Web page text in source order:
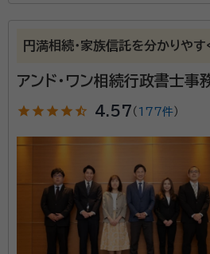
経歴：
相続業務歴15年
深野 友和（ふかの ともかず）
事務所口コミ（抜粋）：
account_circle 満足度 5.0
ご利用時期：
面談の感想
共働きのため、日曜日に自宅まで来ていた
かりやすく、費用も明確だったのでそのま
円満相続・家族信託を分かりやす
アンド・ワン相続行政書士事
star star star star star_half 4.57 （ 177件 ）